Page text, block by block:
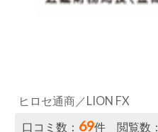
ヒロセ通商／LION FX
口コミ数： 69件 閲覧数：